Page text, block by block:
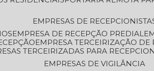
EMPRESAS DE
EMPRESA DE RECEPÇÃO PREDIAL
EMPRESA TERCEIRIZAÇÃO DE
TERCEIRIZADAS PARA
EMPRESAS DE VIGILÂNCIA